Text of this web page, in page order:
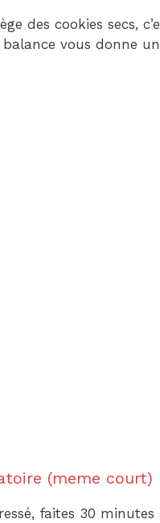
des cookies secs,
balance vous donne
(meme court)
faites 30 minutes